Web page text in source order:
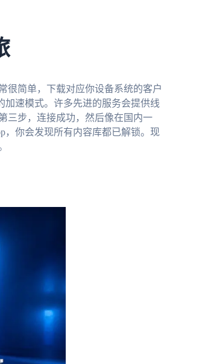
很简单，下载对应你设备系统的客户
加速模式。许多先进的服务会提供线
三步，连接成功，然后像在国内一
，你会发现所有内容库都已解锁。现